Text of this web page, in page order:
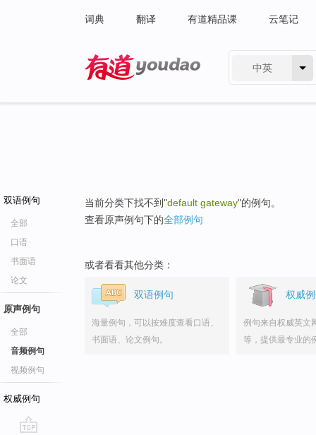
词典 翻译 有道精品课 云笔记
中英
双语例句
全部
口语
书面语
论文
原声例句
全部
音频例句
视频例句
权威例句
当前分类下找不到"default gateway"的例句。
查看原声例句下的全部例句
或者看看其他分类：
双语例句
海量例句，可以按难度查看口语、
书面语、论文例句。
权威
例句来自权威英文
等，提供最专业的